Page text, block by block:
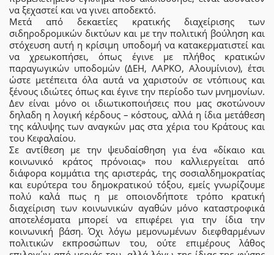
να ξεχαστεί και να γινει αποδεκτό.
Μετά από δεκαετίες κρατικής διαχείρισης των
σιδηροδρομικών δικτύων και με την πολιτική βούληση και
στόχευση αυτή η κρίσιμη υποδομή να κατακερματιστεί και
να χρεωκοπήσει, όπως έγινε με πλήθος κρατικών
παραγωγικών υποδομών (ΔΕΗ, ΛΑΡΚΟ, Αλουμίνιον), έτσι
ώστε μετέπειτα όλα αυτά να χαριστούν σε ντόπιους και
ξένους ιδιώτες όπως και έγινε την περίοδο των μνημονίων.
Δεν είναι μόνο οι ιδιωτικοποιήσεις που μας σκοτώνουν
δηλαδη η λογική κέρδους – κόστους, αλλά η ίδια μετάθεση
της κάλυψης των αναγκών μας στα χέρια του Κράτους και
του Κεφαλαίου.
Σε αντίθεση με την ψευδαίσθηση για ένα «δίκαιο και
κοινωνικό κράτος πρόνοιας» που καλλιεργείται από
διάφορα κομμάτια της αριστεράς, της σοσιαλδημοκρατίας
και ευρύτερα του δημοκρατικού τόξου, εμείς γνωρίζουμε
πολύ καλά πως η με οποιονδήποτε τρόπο κρατική
διαχείριση των κοινωνικών αγαθών μόνο καταστροφικά
αποτελέσματα μπορεί να επιφέρει για την ίδια την
κοινωνική βάση. Όχι λόγω μεμονωμένων διεφθαρμένων
πολιτικών εκπροσώπων του, ούτε επιμέρους λάθος